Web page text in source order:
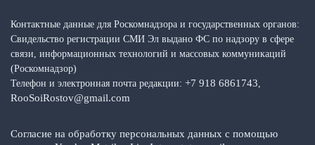
Контактные данные для Роскомнадзора и государственных органов:
Свидельство регистрации СМИ Эл выдано ФС по надзору в сфере
связи, информационных технологий и массовых коммуникаций
(Роскомнадзор)
Телефон и электронная почта редакции: +7 918 6861743
RooSoiRostov@gmail.com
Согласие на обработку персональных данных с помощью